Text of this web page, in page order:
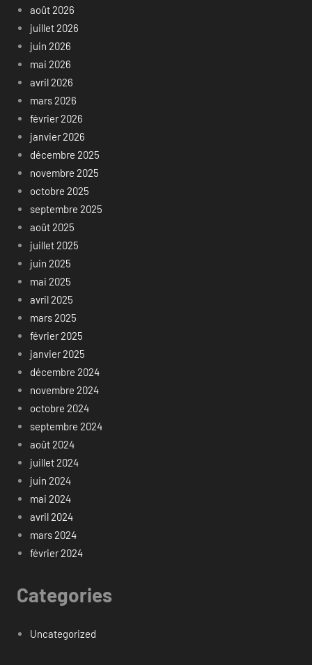
août 2026
juillet 2026
juin 2026
mai 2026
avril 2026
mars 2026
février 2026
janvier 2026
décembre 2025
novembre 2025
octobre 2025
septembre 2025
août 2025
juillet 2025
juin 2025
mai 2025
avril 2025
mars 2025
février 2025
janvier 2025
décembre 2024
novembre 2024
octobre 2024
septembre 2024
août 2024
juillet 2024
juin 2024
mai 2024
avril 2024
mars 2024
février 2024
Categories
Uncategorized